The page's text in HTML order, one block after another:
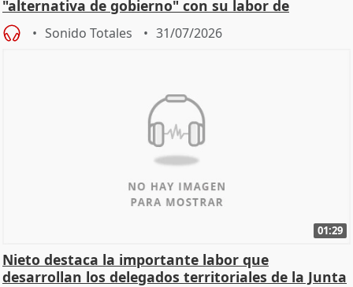
"alternativa de gobierno" con su labor de
oposición
Sonido Totales 31/07/2026
01:29
Nieto destaca la importante labor que
desarrollan los delegados territoriales de la Junta